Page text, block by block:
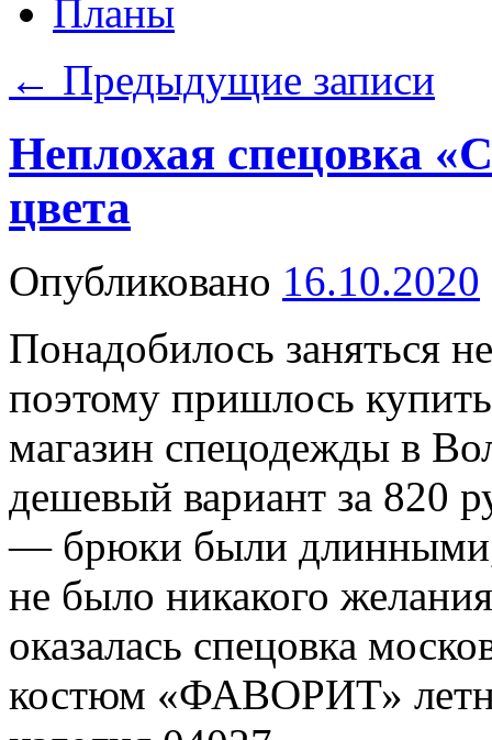
Планы
← Предыдущие записи
Неплохая спецовка
цвета
Опубликовано 16.10.2020
Понадобилось заняться
поэтому пришлось
магазин спецодежды в
дешевый вариант за 820
— брюки были длинными,
не было никакого
оказалась спецовка
костюм «ФАВОРИТ»